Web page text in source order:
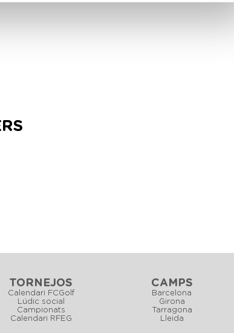
TORNEJOS
Calendari FCGolf
Lúdic social
Campionats
Calendari RFEG
CAMPS
Barcelona
Girona
Tarragona
Lleida